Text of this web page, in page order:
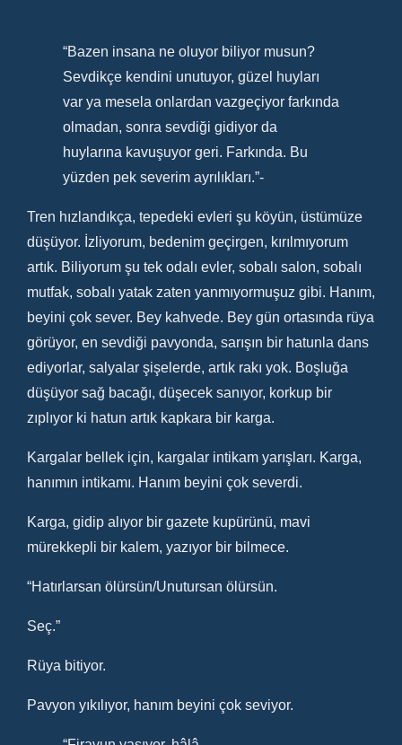
“Bazen insana ne oluyor biliyor musun?
Sevdikçe kendini unutuyor, güzel huyları
var ya mesela onlardan vazgeçiyor farkında
olmadan, sonra sevdiği gidiyor da
huylarına kavuşuyor geri. Farkında. Bu
yüzden pek severim ayrılıkları.”-
Tren hızlandıkça, tepedeki evleri şu köyün, üstümüze
düşüyor. İzliyorum, bedenim geçirgen, kırılmıyorum
artık. Biliyorum şu tek odalı evler, sobalı salon, sobalı
mutfak, sobalı yatak zaten yanmıyormuşuz gibi. Hanım,
beyini çok sever. Bey kahvede. Bey gün ortasında rüya
görüyor, en sevdiği pavyonda, sarışın bir hatunla dans
ediyorlar, salyalar şişelerde, artık rakı yok. Boşluğa
düşüyor sağ bacağı, düşecek sanıyor, korkup bir
zıplıyor ki hatun artık kapkara bir karga.
Kargalar bellek için, kargalar intikam yarışları. Karga,
hanımın intikamı. Hanım beyini çok severdi.
Karga, gidip alıyor bir gazete kupürünü, mavi
mürekkepli bir kalem, yazıyor bir bilmece.
“Hatırlarsan ölürsün/Unutursan ölürsün.
Seç.”
Rüya bitiyor.
Pavyon yıkılıyor, hanım beyini çok seviyor.